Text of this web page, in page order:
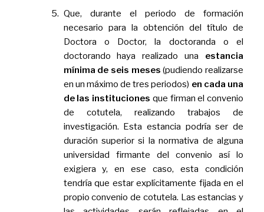
Que, durante el periodo de formación
necesario para la obtención del título de
Doctora o Doctor, la doctoranda o el
doctorando haya realizado una estancia
mínima de seis meses (pudiendo realizarse
en un máximo de tres periodos) en cada una
de las instituciones que firman el convenio
de cotutela, realizando trabajos de
investigación. Esta estancia podría ser de
duración superior si la normativa de alguna
universidad firmante del convenio así lo
exigiera y, en ese caso, esta condición
tendría que estar explícitamente fijada en el
propio convenio de cotutela. Las estancias y